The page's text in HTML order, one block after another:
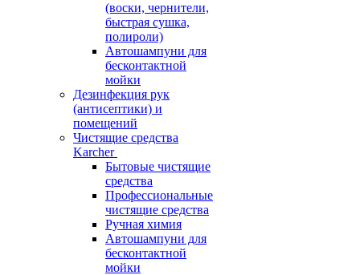
(воски, чернители,
быстрая сушка,
полироли)
Автошампуни для
бесконтактной
мойки
Дезинфекция рук
(антисептики) и
помещений
Чистящие средства
Karcher
Бытовые чистящие
средства
Профессиональные
чистящие средства
Ручная химия
Автошампуни для
бесконтактной
мойки